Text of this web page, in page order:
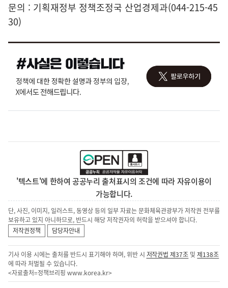
문의 : 기획재정부 정책조정국 산업경제과(044-215-45
30)
'텍스트'에 한하여 공공누리 출처표시의 조건에 따라 자유이용이
가능합니다.
단, 사진, 이미지, 일러스트, 동영상 등의 일부 자료는 문화체육관광부가 저작권 전부를
보유하고 있지 아니하므로, 반드시 해당 저작권자의 허락을 받으셔야 합니다.
저작권정책
담당자안내
기사 이용 시에는 출처를 반드시 표기해야 하며, 위반 시 저작권법 제37조 및제138조
에 따라 처벌될 수 있습니다.
<자료출처=정책브리핑 www.korea.kr>